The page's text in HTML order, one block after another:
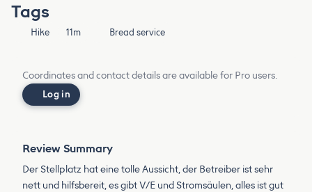
Tags
Hike 11m Bread service
Coordinates and contact details are available for Pro users.
Log in
Review Summary
Der Stellplatz hat eine tolle Aussicht, der Betreiber ist sehr
nett und hilfsbereit, es gibt V/E und Stromsäulen, alles ist gut